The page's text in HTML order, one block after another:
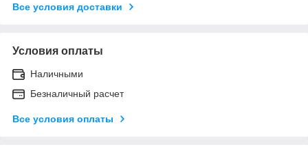
Все условия доставки
Условия оплаты
Наличными
Безналичный расчет
Все условия оплаты